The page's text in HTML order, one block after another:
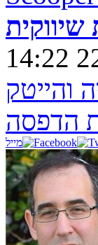
והייטק
הדפסה
מייל